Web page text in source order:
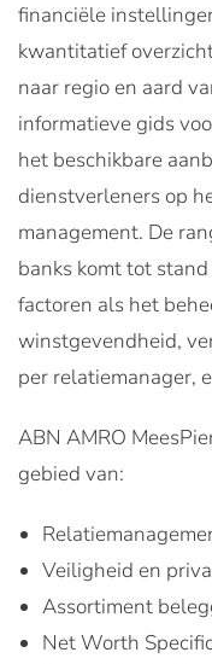
financiële
kwantitatief
naar regio en aard
informatieve gids
het beschikbare
dienstverleners op
management. De
banks komt tot
factoren als het
winstgevendheid,
per relatiemanager,
ABN AMRO
gebied van:
Veiligheid en
Assortiment
Net Worth